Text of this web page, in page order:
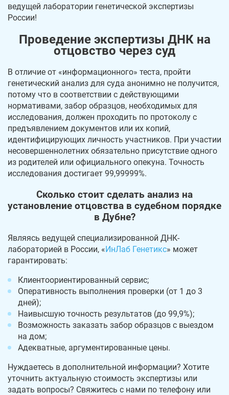
ведущей лаборатории генетической экспертизы
России!
Проведение экспертизы ДНК на
отцовство через суд
В отличие от «информационного» теста, пройти
генетический анализ для суда анонимно не получится,
потому что в соответствии с действующими
нормативами, забор образцов, необходимых для
исследования, должен проходить по протоколу с
предъявлением документов или их копий,
идентифицирующих личность участников. При участии
несовершеннолетних обязательно присутствие одного
из родителей или официального опекуна. Точность
исследования достигает 99,99999%.
Сколько стоит сделать анализ на
установление отцовства в судебном порядке
в Дубне?
Являясь ведущей специализированной ДНК-
лабораторией в России, «ИнЛаб Генетикс» может
гарантировать:
Клиентоориентированный сервис;
Оперативность выполнения проверки (от 1 до 3
дней);
Наивысшую точность результатов (до 99,9%);
Возможность заказать забор образцов с выездом
на дом;
Адекватные, аргументированные цены.
Нуждаетесь в дополнительной информации? Хотите
уточнить актуальную стоимость экспертизы или
задать вопросы? Свяжитесь с нами по телефону или